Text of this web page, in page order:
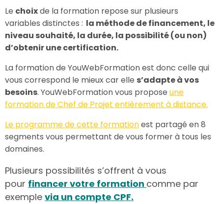
Le choixde la formation repose sur plusieurs
variables distinctes : la méthode de financement, le
niveau souhaité, la durée, la possibilité (ou non)
d’obtenir une certification.
La formation de YouWebFormation est donc celle qui
vous correspond le mieux car elle s’adapte à vos
besoins. YouWebFormation vous propose une
formation de Chef de Projet entièrement à distance.
Le programme de cette formationest partagé en 8
segments vous permettant de vous former à tous les
domaines.
Plusieurs possibilités s’offrent à vous
pour financer votre formation comme par
exemple via un compte CPF.